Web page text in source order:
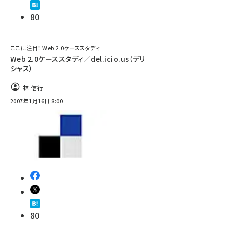
80
ここに注目！ Web 2.0ケーススタディ
Web 2.0ケーススタディ／del.icio.us（デリ
シャス）
林 信行
2007年1月16日 8:00
80